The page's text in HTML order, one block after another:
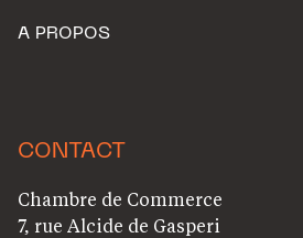
A PROPOS
CONTACT
Chambre de Commerce
7, rue Alcide de Gasperi